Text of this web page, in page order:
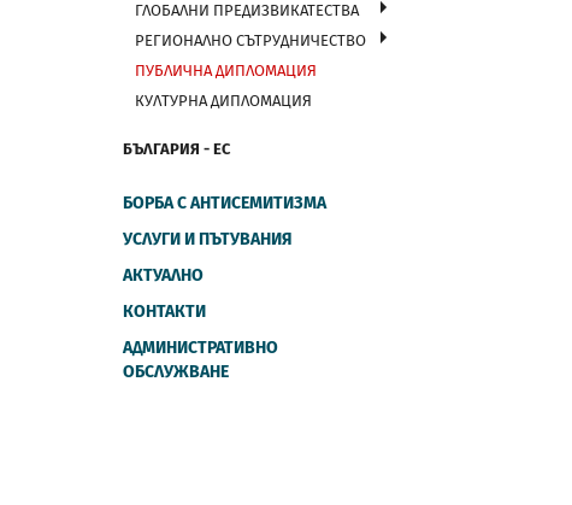
ГЛОБАЛНИ ПРЕДИЗВИКАТЕСТВА
РЕГИОНАЛНО СЪТРУДНИЧЕСТВО
ПУБЛИЧНА ДИПЛОМАЦИЯ
КУЛТУРНА ДИПЛОМАЦИЯ
БЪЛГАРИЯ - ЕС
БОРБА С АНТИСЕМИТИЗМА
УСЛУГИ И ПЪТУВАНИЯ
АКТУАЛНО
КОНТАКТИ
АДМИНИСТРАТИВНО
ОБСЛУЖВАНЕ